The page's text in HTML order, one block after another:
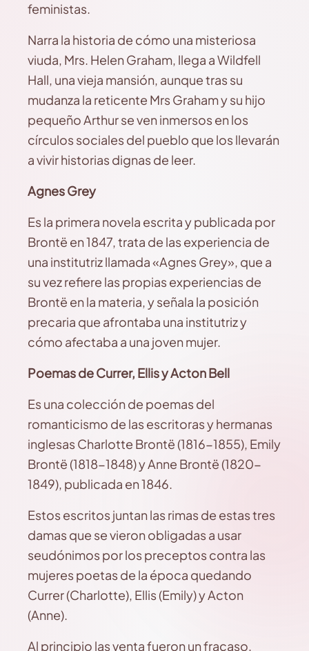
feministas.
Narra la historia de cómo una misteriosa
viuda, Mrs. Helen Graham, llega a Wildfell
Hall, una vieja mansión, aunque tras su
mudanza la reticente Mrs Graham y su hijo
pequeño Arthur se ven inmersos en los
círculos sociales del pueblo que los llevarán
a vivir historias dignas de leer.
Agnes Grey
Es la primera novela escrita y publicada por
Brontë en 1847, trata de las experiencia de
una institutriz llamada «Agnes Grey», que a
su vez refiere las propias experiencias de
Brontë en la materia, y señala la posición
precaria que afrontaba una institutriz y
cómo afectaba a una joven mujer.
Poemas de Currer, Ellis y Acton Bell
Es una colección de poemas del
romanticismo de las escritoras y hermanas
inglesas Charlotte Brontë (1816-1855), Emily
Brontë (1818-1848) y Anne Brontë (1820-
1849), publicada en 1846.
Estos escritos juntan las rimas de estas tres
damas que se vieron obligadas a usar
seudónimos por los preceptos contra las
mujeres poetas de la época quedando
Currer (Charlotte), Ellis (Emily) y Acton
(Anne).
Al principio las venta fueron un fracaso,